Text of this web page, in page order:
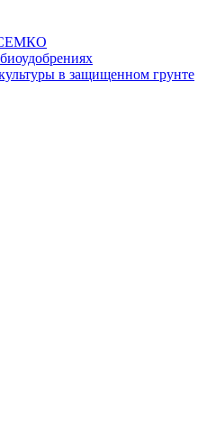
в защищенном грунте